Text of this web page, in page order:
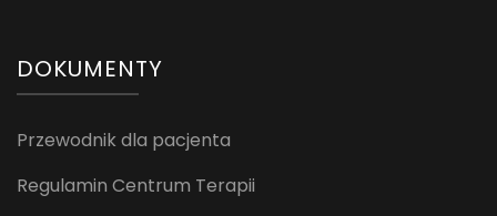
DOKUMENTY
Przewodnik dla pacjenta
Regulamin Centrum Terapii